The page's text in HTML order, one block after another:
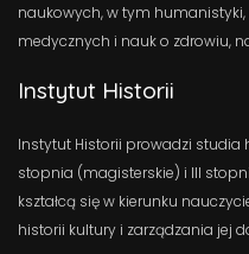
naukowych, w tym humanistyki,
medycznych i nauk o zdrowiu,
Instytut Historii
Instytut Historii prowadzi studia
stopnia (magisterskie) i III
kształcą się w kierunku
historii kultury i zarządzania jej